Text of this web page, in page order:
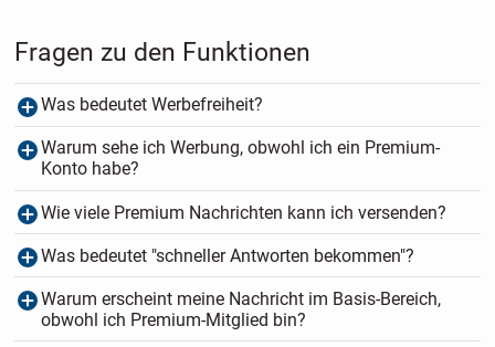
Fragen zu den Funktionen
Was bedeutet Werbefreiheit?
Warum sehe ich Werbung, obwohl ich ein Premium-
Konto habe?
Wie viele Premium Nachrichten kann ich versenden?
Was bedeutet "schneller Antworten bekommen"?
Warum erscheint meine Nachricht im Basis-Bereich,
obwohl ich Premium-Mitglied bin?